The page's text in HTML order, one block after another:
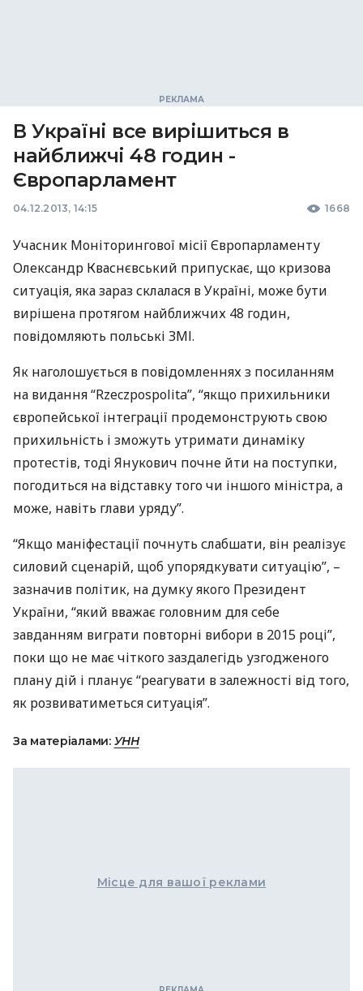
В Україні все вирішиться в
найближчі 48 годин -
Європарламент
04.12.2013, 14:15 1668
Учасник Моніторингової місії Європарламенту
Олександр Кваснєвський припускає, що кризова
ситуація, яка зараз склалася в Україні, може бути
вирішена протягом найближчих 48 годин,
повідомляють польські ЗМІ.
Як наголошується в повідомленнях з посиланням
на видання “Rzeczpospolita”, “якщо прихильники
європейської інтеграції продемонструють свою
прихильність і зможуть утримати динаміку
протестів, тоді Янукович почне йти на поступки,
погодиться на відставку того чи іншого міністра, а
може, навіть глави уряду”.
“Якщо маніфестації почнуть слабшати, він реалізує
силовий сценарій, щоб упорядкувати ситуацію”, –
зазначив політик, на думку якого Президент
України, “який вважає головним для себе
завданням виграти повторні вибори в 2015 році”,
поки що не має чіткого заздалегідь узгодженого
плану дій і планує “реагувати в залежності від того,
як розвиватиметься ситуація”.
За матеріалами: УНН
Місце для вашої реклами